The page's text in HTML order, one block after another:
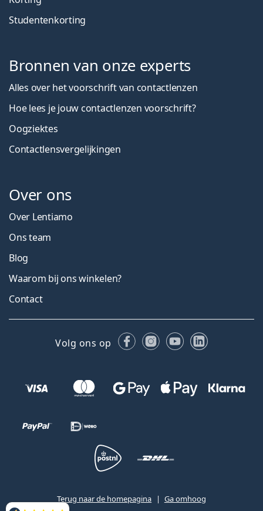
Studentenkorting
Bronnen van onze experts
Alles over het voorschrift van contactlenzen
Hoe lees je jouw contactlenzen voorschrift?
Oogziektes
Contactlensvergelijkingen
Over ons
Over Lentiamo
Ons team
Blog
Waarom bij ons winkelen?
Contact
Volg ons op FacebookInstagram
YouTubeLinkedIn
Terug naar de homepagina Ga omhoog